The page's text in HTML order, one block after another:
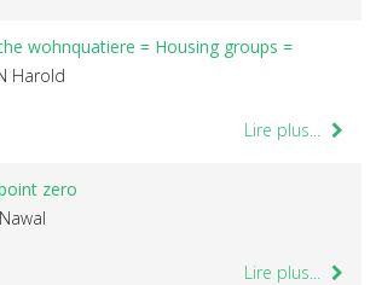
wohnquatiere = Housing groups =
Harold
Lire plus...
zero
Lire plus...